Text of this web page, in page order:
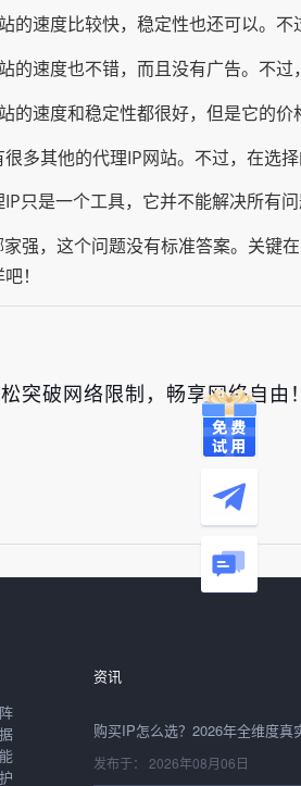
的速度比较快，稳定性也还可以。
的速度也不错，而且没有广告。不
的速度和稳定性都很好，但是它的价
多其他的代理IP网站。不过，在选
只是一个工具，它并不能解决所有
强，这个问题没有标准答案。关键
！
突破网络限制，畅享网络自由
资讯
发布于： 2026年08月06日
发布于： 2026年08月06日